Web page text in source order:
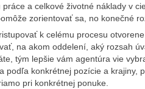
a celkové životné náklady v
zorientovať sa, no konečné
k celému procesu
na akom oddelení, aký rozsah
tým lepšie vám agentúra vie
podľa konkrétnej pozície a krajiny,
pri konkrétnej ponuke.